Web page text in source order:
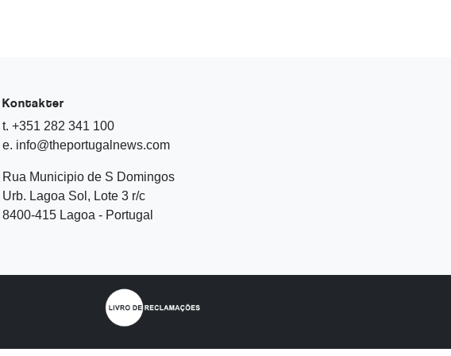
Kontakter
t. +351 282 341 100
e. info@theportugalnews.com
Rua Municipio de S Domingos
Urb. Lagoa Sol, Lote 3 r/c
8400-415 Lagoa - Portugal